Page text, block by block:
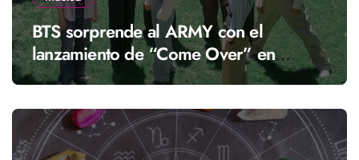
BTS sorprende al ARMY con el
lanzamiento de “Come Over” en
streaming